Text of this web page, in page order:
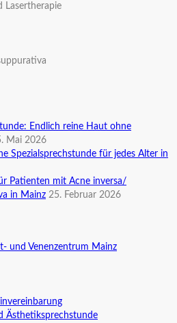
Lasertherapie
Endlich reine Haut ohne
Mai 2026
Spezialsprechstunde für jedes Alter in
Patienten mit Acne inversa/
in Mainz 25. Februar 2026
und Venenzentrum Mainz
Ästhetiksprechstunde